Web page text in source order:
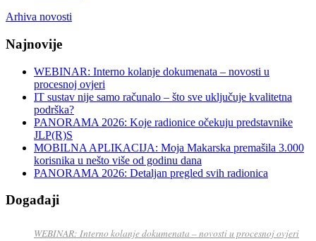
Arhiva novosti
Najnovije
WEBINAR: Interno kolanje dokumenata – novosti u
procesnoj ovjeri
IT sustav nije samo računalo – što sve uključuje kvalitetna
podrška?
PANORAMA 2026: Koje radionice očekuju predstavnike
JLP(R)S
MOBILNA APLIKACIJA: Moja Makarska premašila 3.000
korisnika u nešto više od godinu dana
PANORAMA 2026: Detaljan pregled svih radionica
Događaji
WEBINAR: Interno kolanje dokumenata – novosti u procesnoj ovjeri